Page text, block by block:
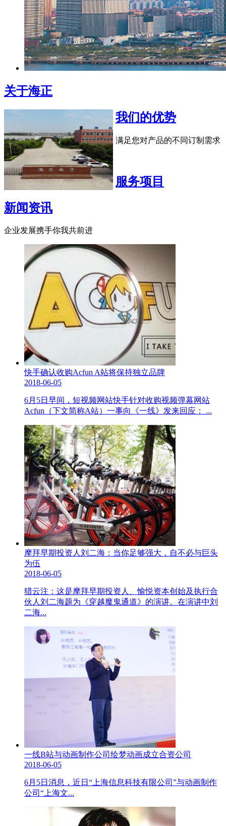
关于海正
我们的优势
满足您对产品的不同订制需求
服务项目
新闻资讯
企业发展携手你我共前进
快手确认收购Acfun A站将保持独立品牌
2018-06-05
6月5日早间，短视频网站快手针对收购视频弹幕网站
Acfun（下文简称A站）一事向《一线》发来回应： ...
摩拜早期投资人刘二海：当你足够强大，自不必与巨头
为伍
2018-06-05
猎云注：这是摩拜早期投资人、愉悦资本创始及执行合
伙人刘二海题为《穿越魔鬼通道》的演讲。在演讲中刘
二海...
一线B站与动画制作公司绘梦动画成立合资公司
2018-06-05
6月5日消息，近日“上海信息科技有限公司”与动画制作
公司“上海文...